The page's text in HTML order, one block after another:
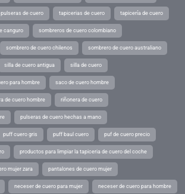
de cuero tapicerias de cuero tapicería de cuero
canguro sombreros de cuero colombiano
sombrero de cuero chilenos sombrero de cuero australiano
silla de cuero antigua silla de cuero
para hombre saco de cuero hombre
de cuero hombre riñonera de cuero
pulseras de cuero hechas a mano
puff cuero gris puff baul cuero puf de cuero precio
productos para limpiar la tapiceria de cuero del coche
mujer zara pantalones de cuero mujer
neceser de cuero para mujer neceser de cuero para hombre